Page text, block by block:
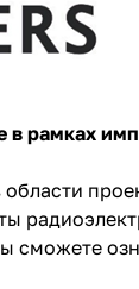
в рамках
сможете